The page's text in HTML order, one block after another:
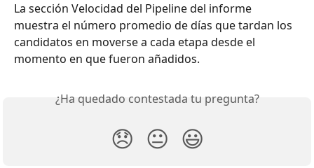
La sección Velocidad del Pipeline del informe
muestra el número promedio de días que tardan los
candidatos en moverse a cada etapa desde el
momento en que fueron añadidos.
¿Ha quedado contestada tu pregunta?
😞 😐 😃